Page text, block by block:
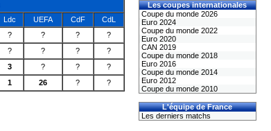
Ldc UEFA CdF CdL
? ? ? ?
? ? ? ?
3 ? ? ?
1 26 ? ?
Les coupes internationales
Coupe du monde 2026
Euro 2024
Coupe du monde 2022
Euro 2020
CAN 2019
Coupe du monde 2018
Euro 2016
Coupe du monde 2014
Euro 2012
Coupe du monde 2010
L'équipe de France
Les derniers matchs